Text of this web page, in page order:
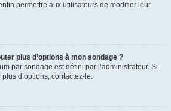
permettre aux utilisateurs de modifier leur
plus d’options à mon sondage ?
par sondage est défini par l’administrateur. Si
d’options, contactez-le.